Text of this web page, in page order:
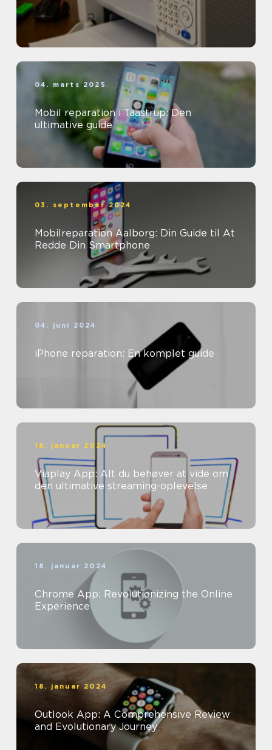
04. marts 2025
Mobil reparation i Taastrup: Den
ultimative guide
03. september 2024
Mobilreparation Aalborg: Din Guide til At
Redde Din Smartphone
04. juni 2024
iPhone reparation: En komplet guide
18. januar 2024
Viaplay App: Alt du behøver at vide om
den ultimative streaming-oplevelse
18. januar 2024
Chrome App: Revolutionizing the Online
Experience
18. januar 2024
Outlook App: A Comprehensive Review
and Evolutionary Journey